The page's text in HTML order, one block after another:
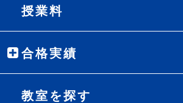
授業料
合格実績
教室を探す